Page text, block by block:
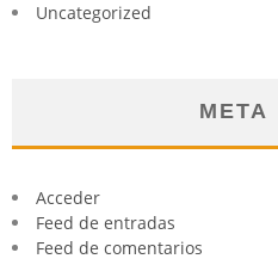
Uncategorized
META
Acceder
Feed de entradas
Feed de comentarios